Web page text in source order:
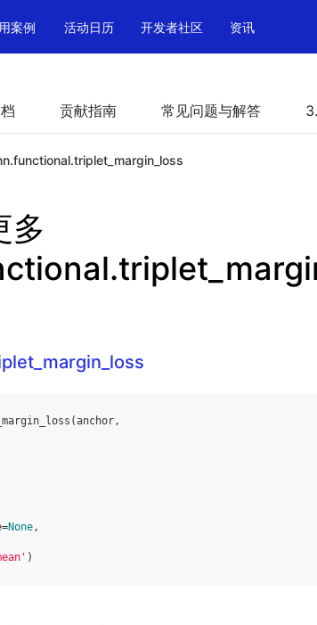
案例 活动日历 开发者社区 资讯
贡献指南 常见问题与解答
多
(anchor,
=None,
)